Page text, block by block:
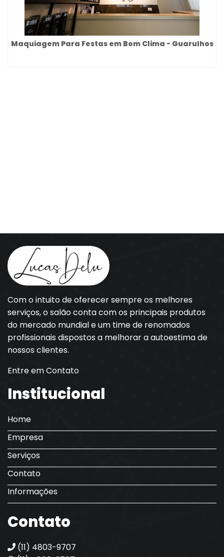
Maquiagem Para Festas em Bom Clima - Guarulhos
Com o intuito de oferecer sempre os melhores
serviços, o salão conta com os principais produtos
do mercado mundial e um time de renomados
profissionais dispostos a melhorar a autoestima de
nossos clientes.
Entre em Contato
Institucional
Home
Empresa
Serviços
Contato
Informações
Contato
(11) 4803-9707